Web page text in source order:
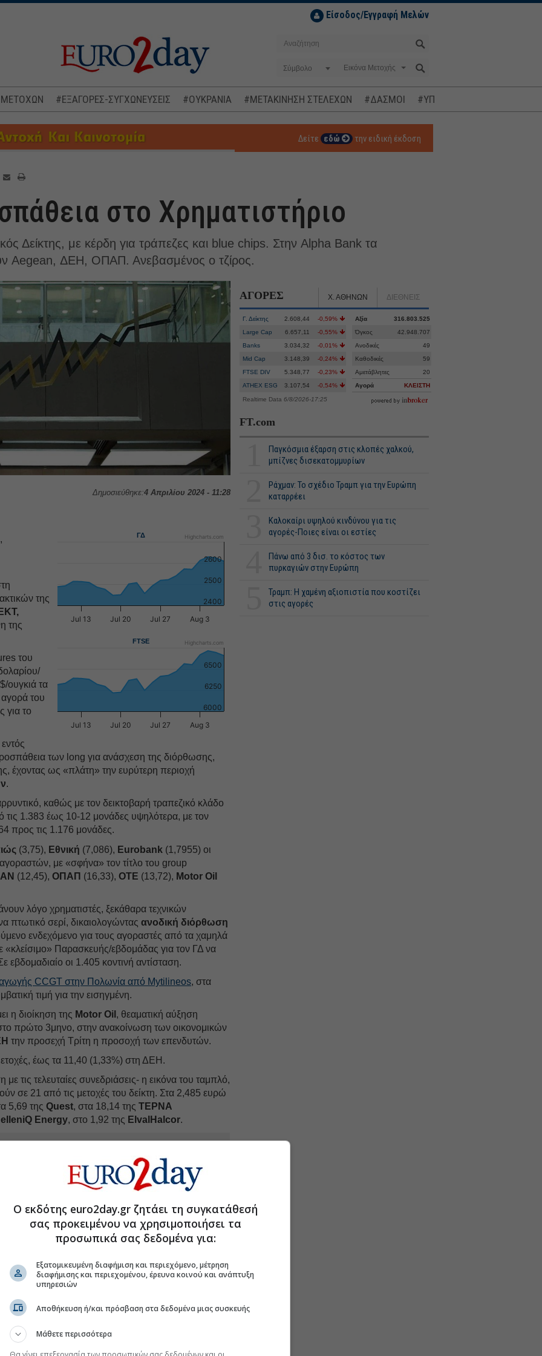
Είσοδος/Εγγραφή Μελών
Σύμβολο
ΜΕΤΟΧΩΝ #ΕΞΑΓΟΡΕΣ-ΣΥΓΧΩΝΕΥΣΕΙΣ #ΟΥΚΡΑΝΙΑ #ΜΕΤΑΚΙΝΗΣΗ ΣΤΕΛΕΧΩΝ #ΔΑΣΜΟΙ #ΥΠΟΚΛΟΠΕΣ
Δείτε εδώ την ειδική έκδοση
στο Χρηματιστήριο
Δείκτης, με κέρδη για τράπεζες και blue chips. Στην Alpha Bank τα
Aegean, ΔΕΗ, ΟΠΑΠ. Ανεβασμένος ο τζίρος.
Δημοσιεύθηκε:4 Απριλίου 2024 - 11:28
ΓΔ
Jul 13 Jul 20 Jul 27 Aug 3
2400
2500
2600
Highcharts.com
FTSE
Jul 13 Jul 20 Jul 27 Aug 3
6000
6250
6500
Highcharts.com
της
της
του
ουγκιά τα
του
για το
των long για ανάσχεση της διόρθωσης,
έχοντας ως «πλάτη» την ευρύτερη περιοχή
.
καθώς με τον δεικτοβαρή τραπεζικό κλάδο
τις 1.383 έως 10-12 μονάδες υψηλότερα, με τον
προς τις 1.176 μονάδες.
(3,75), Εθνική (7,086), Eurobank (1,7955) οι
με «σφήνα» τον τίτλο του group
(12,45),ΟΠΑΠ (16,33),ΟΤΕ (13,72), Motor Oil
λόγο χρηματιστές, ξεκάθαρα τεχνικών
πτωτικό σερί, δικαιολογώνταςανοδική διόρθωση
ενδεχόμενο για τους αγοραστές από τα χαμηλά
«κλείσιμο» Παρασκευής/εβδομάδας για τον ΓΔ να
εβδομαδιαίο οι 1.405 κοντινή αντίσταση.
CCGT στην Πολωνία από Mytilineos, στα
τιμή για την εισηγμένη.
η διοίκηση της Motor Oil , θεαματική αύξηση
πρώτο 3μηνο, στην ανακοίνωση των οικονομικών
την προσεχή Τρίτη η προσοχή των επενδυτών.
έως τα 11,40 (1,33%) στη ΔΕΗ.
τις τελευταίες συνεδριάσεις- η εικόνα του ταμπλό,
σε 21 από τις μετοχές του δείκτη. Στα 2,485 ευρώ
5,69 τηςQuest, στα 18,14 τηςΤΕΡΝΑ
Energy, στο 1,92 της ElvalHalcor.
πλεονέκτημα αγοραστών στις 18 από τις 20
ΑΛΜΥ -0,52% (2,64),Intrakat(5,13),
ΚΡΙ-ΚΡΙ(11,05) ενδεικτικά, με τη
συναλλαγές 3,6 εκατ. μτχ. στις 11:20.
ΑΓΟΡΕΣ Χ. ΑΘΗΝΩΝ ΔΙΕΘΝΕΙΣ
Γ. Δείκτης 2.608,44
-0,59%
Large Cap
6.657,11
-0,55%
Banks
3.034,32
-0,01%
Mid Cap
3.148,39
-0,24%
FTSE DIV
5.348,77
-0,23%
ATHEX ESG
3.107,54 -0,54%
Αξία
316.803.525
Όγκος
42.948.707
Ανοδικές
49
Καθοδικές
59
Αμετάβλητες
20
Αγορά
ΚΛΕΙΣΤΗ
Realtime Data 6/8/2026-17:25
FT.com
Παγκόσμια έξαρση στις κλοπές χαλκού,
μπίζνες δισεκατομμυρίων
Ράχμαν: Το σχέδιο Τραμπ για την Ευρώπη
καταρρέει
Καλοκαίρι υψηλού κινδύνου για τις
αγορές-Ποιες είναι οι εστίες
Πάνω από 3 δισ. το κόστος των
πυρκαγιών στην Ευρώπη
Τραμπ: Η χαμένη αξιοπιστία που κοστίζει
στις αγορές
Ο εκδότης euro2day.gr ζητάει τη συγκατάθεσή
σας προκειμένου να χρησιμοποιήσει τα
προσωπικά σας δεδομένα για:
Εξατομικευμένη διαφήμιση και περιεχόμενο, μέτρηση
διαφήμισης και περιεχομένου, έρευνα κοινού και ανάπτυξη
υπηρεσιών
Αποθήκευση ή/και πρόσβαση στα δεδομένα μιας συσκευής
Μάθετε περισσότερα